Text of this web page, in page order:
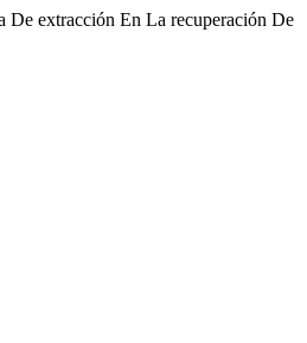
De extracción En La recuperación De